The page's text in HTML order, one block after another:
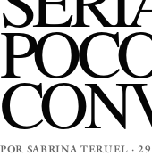
POR SABRINA TERUEL ·